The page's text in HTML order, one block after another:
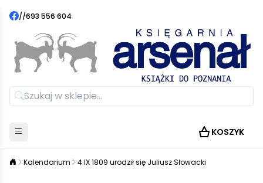
//693 556 604
KOSZYK
Kalendarium 4 IX 1809 urodził się Juliusz Słowacki